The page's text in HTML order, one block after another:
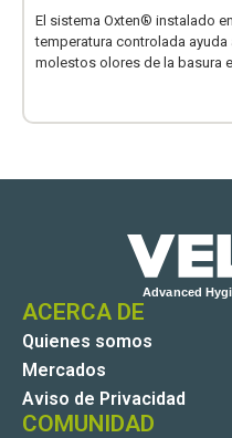
El sistema Oxten® instalado
temperatura controlada
molestos olores de la basura
ACERCA DE
Quienes somos
Mercados
Aviso de Privacidad
COMUNIDAD